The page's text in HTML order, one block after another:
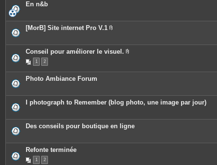
En n&b
[MorB] Site internet Pro V.1
è
c
o
e
s
Conseil pour améliorer le visuel.
c
o
i
e
s
1 2
Photo Ambiance Forum
I photograph to Remember (blog photo, une image par jour)
Des conseils pour boutique en ligne
Refonte terminée
1 2